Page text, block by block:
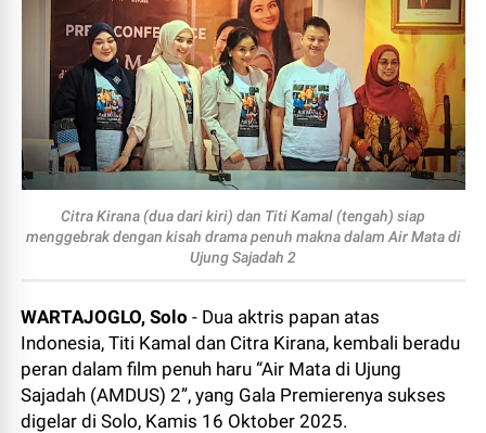
Citra Kirana (dua dari kiri) dan Titi Kamal (tengah) siap
menggebrak dengan kisah drama penuh makna dalam Air Mata di
Ujung Sajadah 2
WARTAJOGLO, Solo- Dua aktris papan atas
Indonesia, Titi Kamal dan Citra Kirana, kembali beradu
peran dalam film penuh haru “Air Mata di Ujung
Sajadah (AMDUS) 2”, yang Gala Premierenya sukses
digelar di Solo, Kamis 16 Oktober 2025.